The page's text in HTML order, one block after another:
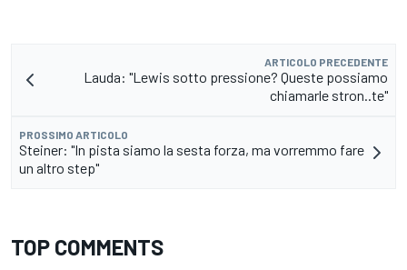
ARTICOLO PRECEDENTE
Lauda: "Lewis sotto pressione? Queste possiamo
chiamarle stron..te"
PROSSIMO ARTICOLO
Steiner: "In pista siamo la sesta forza, ma vorremmo fare
un altro step"
TOP COMMENTS